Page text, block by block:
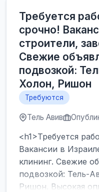
Требуется
срочно!
строители,
Свежие
подвозкой:
Холон, Ришон
Требуются
Тель Авив
<h1>Требуется
Вакансии в
клининг. Свежие
подвозкой: Тель-
Ришон. Высокая